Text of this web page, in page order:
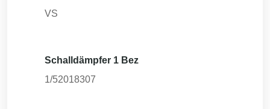
VS
Schalldämpfer 1 Bez
1/52018307